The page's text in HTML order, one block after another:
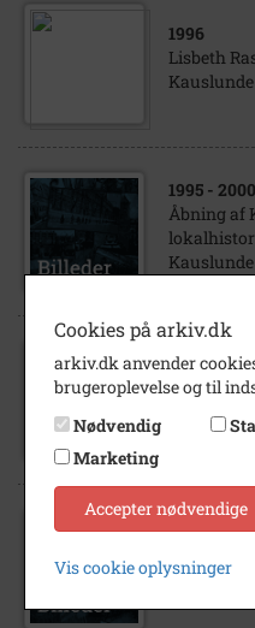
1996
Lisbeth
1995 - 2000
Åbning af
1980-
2001
Cookies på arkiv.dk
arkiv.dk anvender
brugeroplevelse og til
Nødvendig
Marketing
Accepter nødvendige
Vis cookie oplysninger